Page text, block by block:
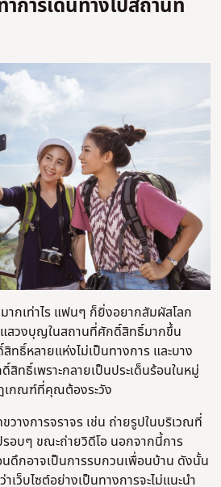
การเดินทางไปสถานที่
กเท่าไร แฟนๆ ก็ยิ่งอยากสัมผัสโลก
แสวงบุญในสถานที่ศักดิ์สิทธิ์มากขึ้น
ทธิ์หลายแห่งไม่เป็นทางการ และบาง
ทธิ์เพราะกลายเป็นประเด็นร้อนในหมู่
เกณฑ์ที่คุณต้องระวัง
วางการจราจร เช่น ถ่ายรูปในบริเวณที่
อบๆ ขณะถ่ายวิดีโอ นอกจากนี้การ
ดึกอาจเป็นการรบกวนเพื่อนบ้าน ดังนั้น
ว็บไซต์อย่างเป็นทางการจะไม่แนะนำ